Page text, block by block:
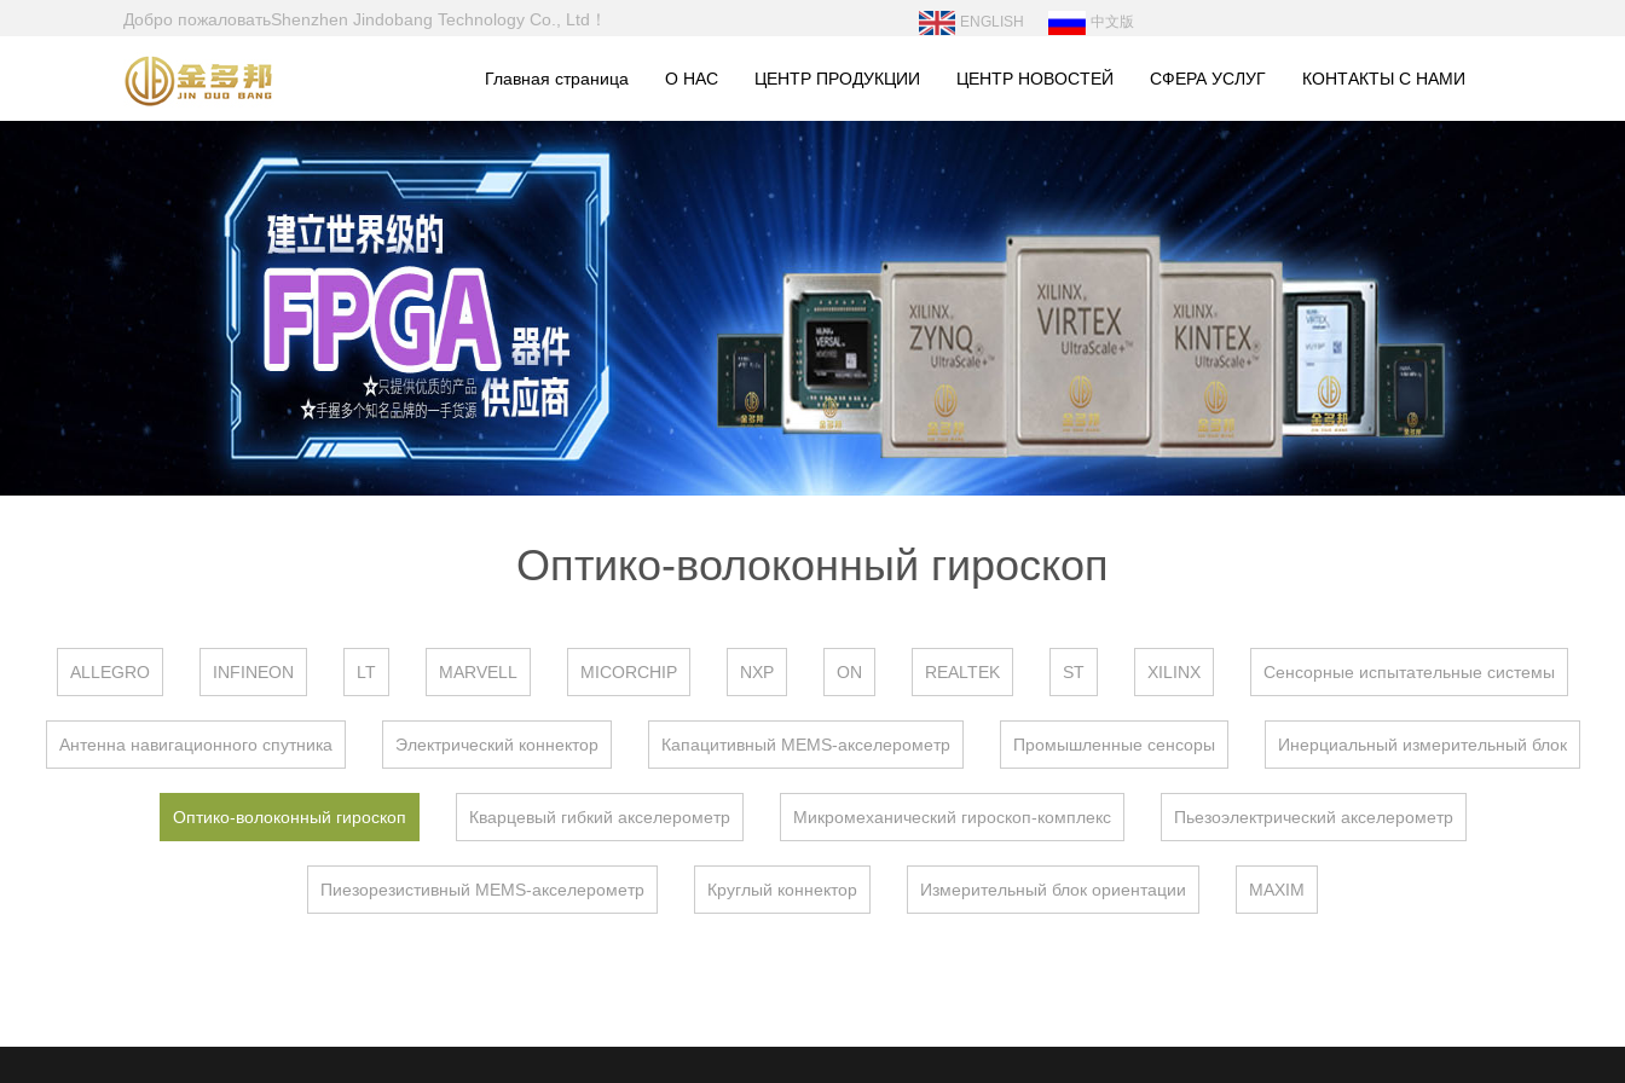
Добро пожаловатьShenzhen Jindobang Technology Co., Ltd！ ENGLISH 中文版
Главная страница О НАС ЦЕНТР ПРОДУКЦИИ ЦЕНТР НОВОСТЕЙ СФЕРА УСЛУГ КОНТАКТЫ С НАМИ
Оптико-волоконный гироскоп
ALLEGRO INFINEON LT MARVELL MICORCHIP NXP ON REALTEK ST XILINX Сенсорные испытательные системы
Антенна навигационного спутника Электрический коннектор Капацитивный MEMS-акселерометр Промышленные сенсоры Инерциальный измерительный блок
Оптико-волоконный гироскоп Кварцевый гибкий акселерометр Микромеханический гироскоп-комплекс Пьезоэлектрический акселерометр
Пиезорезистивный MEMS-акселерометр Круглый коннектор Измерительный блок ориентации MAXIM